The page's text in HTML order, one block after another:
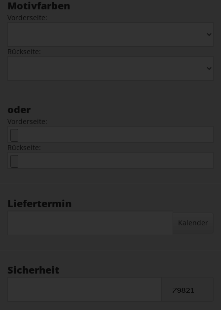
Motivfarben
Vorderseite:
Rückseite:
oder
Vorderseite:
Rückseite:
Liefertermin
Kalender
Sicherheit